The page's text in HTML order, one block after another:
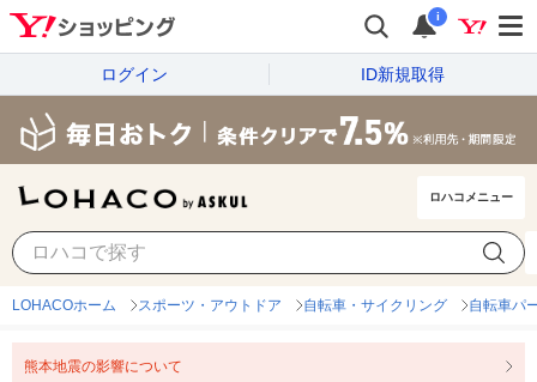
i
ログイン ID新規取得
ロハコメニュー
LOHACOホーム スポーツ・アウトドア 自転車・サイクリング 自転車パ
熊本地震の影響について